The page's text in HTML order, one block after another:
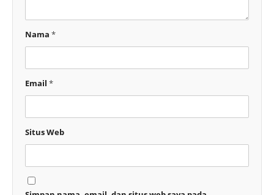
Nama *
Email *
Situs Web